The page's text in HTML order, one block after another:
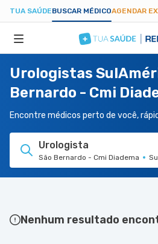
TUA SAÚDEBUSCAR MÉDICOAGENDAR
ESPECIALIDADES
HOSPITAIS
TUASAUDE.COM
Urologistas
Bernardo - Cmi
Encontre médicos perto de você,
Urologista
São Bernardo - Cmi Diadema
Nenhum resultado